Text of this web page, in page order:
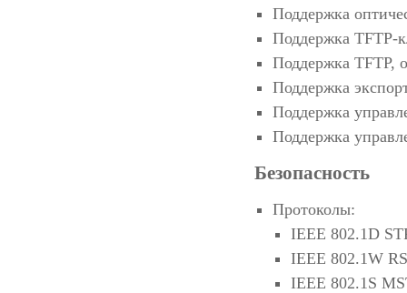
Поддержка
Поддержка TFTP-
Поддержка TFTP,
Поддержка
Поддержка
Поддержка
Безопасность
Протоколы:
IEEE 802.1D
IEEE 802.1W
IEEE 802.1S